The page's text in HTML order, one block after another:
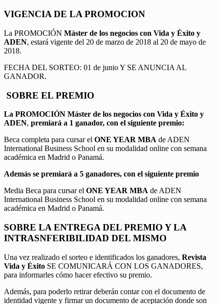
VIGENCIA DE LA PROMOCION
La PROMOCIÓN Máster de los negocios con Vida y Éxito y
ADEN, estará vigente del 20 de marzo de 2018 al 20 de mayo de
2018.
FECHA DEL SORTEO: 01 de junio Y SE ANUNCIA AL
GANADOR.
SOBRE EL PREMIO
La PROMOCIÓN Máster de los negocios con Vida y Éxito y
ADEN, premiará a 1 ganador, con el siguiente premio:
Beca completa para cursar el ONE YEAR MBA de ADEN
International Business School en su modalidad online con semana
académica en Madrid o Panamá.
Además se premiará a 5 ganadores, con el siguiente premio
Media Beca para cursar el ONE YEAR MBA de ADEN
International Business School en su modalidad online con semana
académica en Madrid o Panamá.
SOBRE LA ENTREGA DEL PREMIO Y LA
INTRASNFERIBILIDAD DEL MISMO
Una vez realizado el sorteo e identificados los ganadores, Revista
Vida y Éxito SE COMUNICARÁ CON LOS GANADORES,
para informarles cómo hacer efectivo su premio.
Además, para poderlo retirar deberán contar con el documento de
identidad vigente y firmar un documento de aceptación donde son